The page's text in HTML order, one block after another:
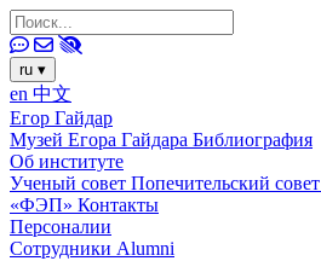
ru ▾
en 中文
Егор Гайдар
Музей Егора Гайдара Библиография
Об институте
Ученый совет Попечительский совет
«ФЭП» Контакты
Персоналии
Сотрудники Alumni